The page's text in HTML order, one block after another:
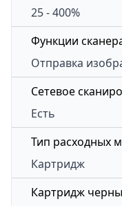
25 - 400%
Функции
Отправка
Сетевое
Есть
Тип расходных
Картридж
Картридж